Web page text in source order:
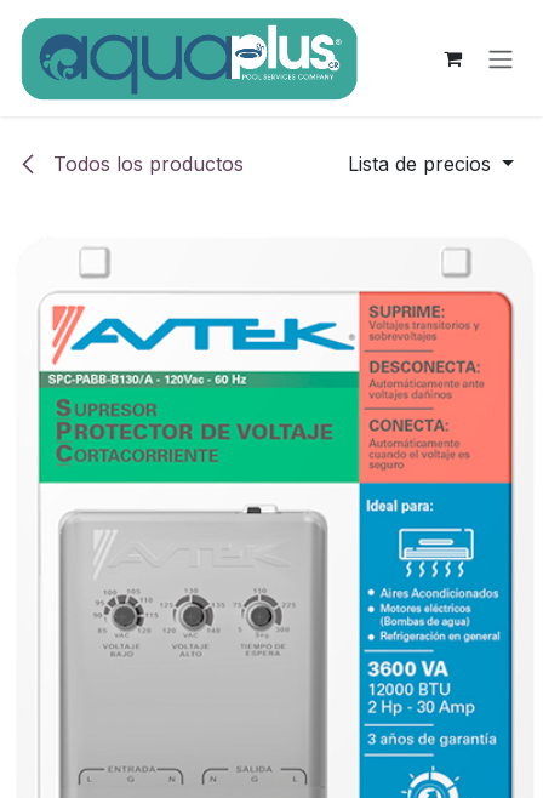
Ir al contenido
Todos los productos Lista de precios